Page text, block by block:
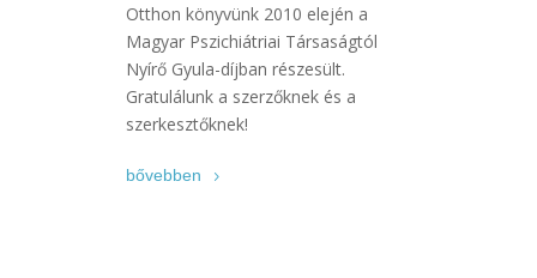
Otthon könyvünk 2010 elején a
Magyar Pszichiátriai Társaságtól
Nyírő Gyula-díjban részesült.
Gratulálunk a szerzőknek és a
szerkesztőknek!
bővebben